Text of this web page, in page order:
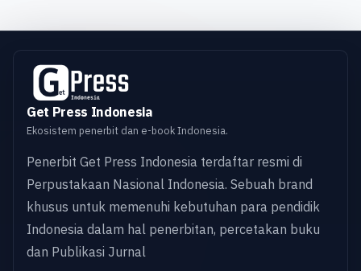
Get Press Indonesia
Ekosistem penerbit dan e-book Indonesia.
Penerbit Get Press Indonesia terdaftar resmi di
Perpustakaan Nasional Indonesia. Sebuah brand
khusus untuk memenuhi kebutuhan para pendidik
Indonesia dalam hal penerbitan, percetakan buku
dan Publikasi Jurnal